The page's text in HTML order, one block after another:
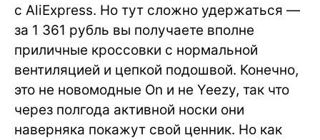
с AliExpress. Но тут сложно удержаться —
за 1 361 рубль вы получаете вполне
приличные кроссовки с нормальной
вентиляцией и цепкой подошвой. Конечно,
это не новомодные On и не Yeezy, так что
через полгода активной носки они
наверняка покажут свой ценник. Но как